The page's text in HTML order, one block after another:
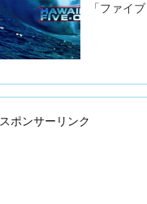
「ファイ
スポンサーリンク